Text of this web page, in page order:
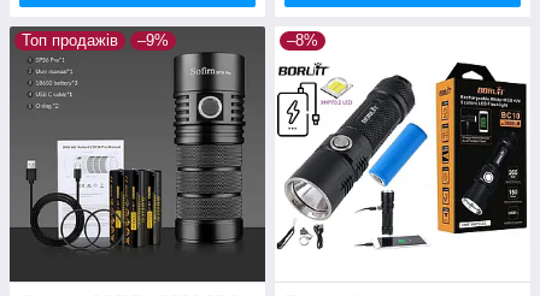
Топ продажів –9% –8%